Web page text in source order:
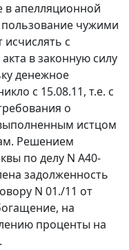
в апелляционной
чужими
с
в законную силу
денежное
с 15.08.11, т.е. с
о
истцом
Решением
по делу N А40-
задолженность
N 01./11 от
на
проценты на